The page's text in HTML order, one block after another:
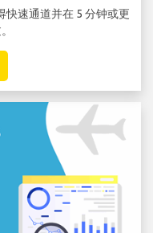
快速通道并在 5 分钟或更